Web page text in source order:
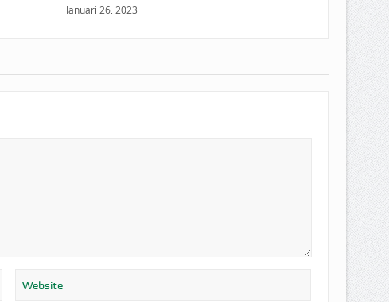
Januari 26, 2023